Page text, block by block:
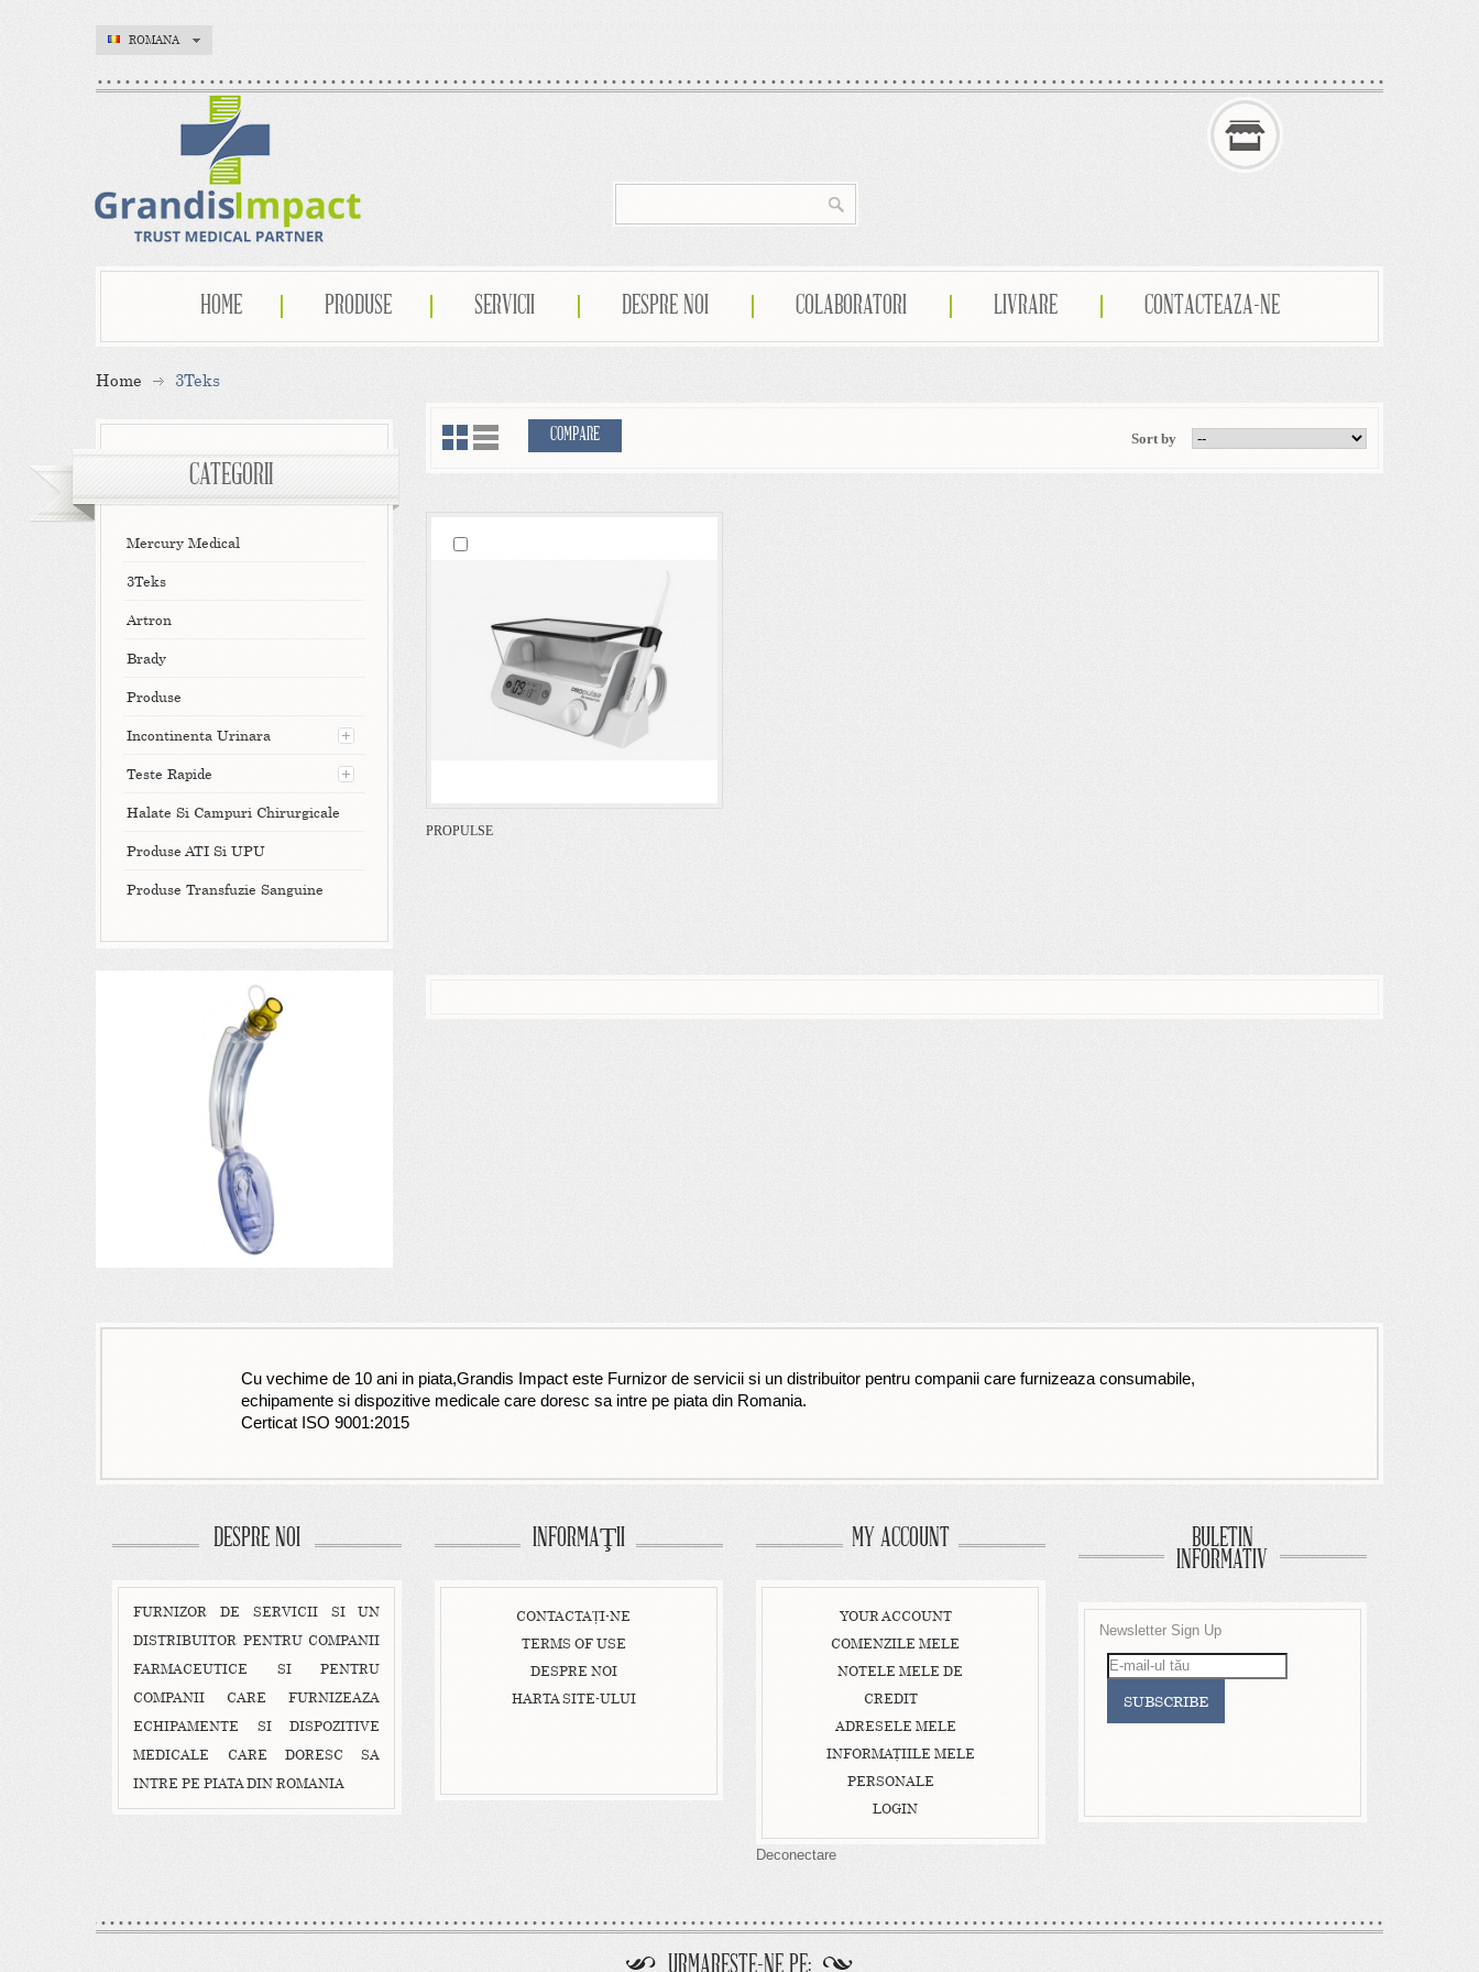
ROMANA
HOME PRODUSE SERVICII DESPRE NOI COLABORATORI LIVRARE CONTACTEAZA-NE
Home 3Teks
CATEGORII
Mercury Medical
3Teks
Artron
Brady
Produse
Incontinenta Urinara
Teste Rapide
Halate Si Campuri Chirurgicale
Produse ATI Si UPU
Produse Transfuzie Sanguine
Sort by
PROPULSE
ADAUGA IN LISTA DE DORINTE
Cu vechime de 10 ani in piata,Grandis Impact este Furnizor de servicii si un distribuitor pentru companii care furnizeaza consumabile,
echipamente si dispozitive medicale care doresc sa intre pe piata din Romania.
Certicat ISO 9001:2015
DESPRE NOI
FURNIZOR DE SERVICII SI UN
DISTRIBUITOR PENTRU COMPANII
FARMACEUTICE SI PENTRU
COMPANII CARE FURNIZEAZA
ECHIPAMENTE SI DISPOZITIVE
MEDICALE CARE DORESC SA
INTRE PE PIATA DIN ROMANIA
INFORMAŢII
CONTACTAȚI-NE
TERMS OF USE
DESPRE NOI
HARTA SITE-ULUI
MY ACCOUNT
YOUR ACCOUNT
COMENZILE MELE
NOTELE MELE DE
CREDIT
ADRESELE MELE
INFORMAŢIILE MELE
PERSONALE
LOGIN
Deconectare
BULETIN
INFORMATIV
Newsletter Sign Up
URMARESTE-NE PE: